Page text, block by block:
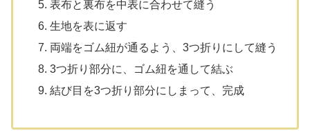
表布と裏布を中表に合わせて縫う
生地を表に返す
両端をゴム紐が通るよう、3つ折りにして縫う
3つ折り部分に、ゴム紐を通して結ぶ
結び目を3つ折り部分にしまって、完成